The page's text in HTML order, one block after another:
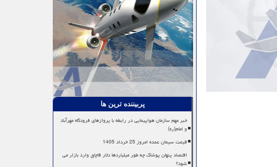
پربیننده ترین ها
خبر مهم سازمان هواپیمایی در رابطه با پروازهای فرودگاه مهرآباد
و امام(ره)
قیمت سیمان عمده امروز 25 خرداد 1405
اقتصاد پنهان پوشاک چه طور میلیاردها دلار قاچاق وارد بازار می
شود؟